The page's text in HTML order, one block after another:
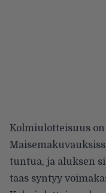
Kolmiulotteisuus
tuntua, ja aluksen
taas syntyy